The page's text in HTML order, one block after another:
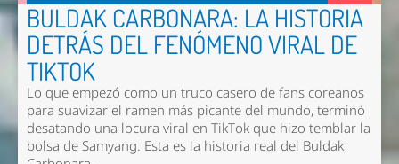
BULDAK CARBONARA: LA HISTORIA
DETRÁS DEL FENÓMENO VIRAL DE
TIKTOK
Lo que empezó como un truco casero de fans coreanos
para suavizar el ramen más picante del mundo, terminó
desatando una locura viral en TikTok que hizo temblar la
bolsa de Samyang. Esta es la historia real del Buldak